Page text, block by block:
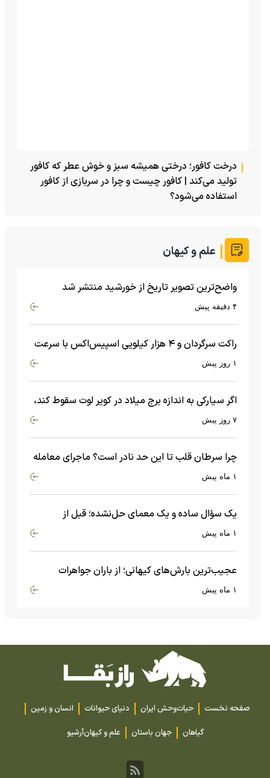
درخت کافور؛ درختی همیشه سبز و خوش عطر که کافور
تولید می‌کند | کافور چیست و چرا در سربازی از کافور
استفاده می‌شود؟
علم و کیهان
واضح‌ترین تصویر تاریخ از خورشید منتشر شد
۴ دقیقه پیش
راکت سرگردان و ۴ هزار کیلویی اسپیس‌اکس با سرعت
هشت هزار و ۶۹۰ کیلومتر در ساعت به ماه برخورد کرد۱ روز پیش
اگر سیارکی به اندازه برج میلاد در کویر لوت سقوط کند،
چه اتفاقی می‌افتد؟
۷ روز پیش
چرا سرطان قلب تا این حد نادر است؟ ماجرای معامله
عجیبی که در بدن اتفاق می‌افتد!۱ ماه پیش
یک سؤال ساده و یک معمای حل‌نشده؛ قبل از
بیگ‌بنگ و آغاز جهان چه چیزی وجود داشت؟۱ ماه پیش
عجیب‌ترین بارش‌های کیهانی؛ از باران جواهرات
گران‌قیمت تا بارش آهن و شیشه۱ ماه پیش
صفحه نخست حیات‌وحش ایران دنیای حیوانات
انسان و زمین
گیاهان
جهان باستان علم و کیهانآرشیو